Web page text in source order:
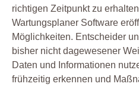
richtigen Zeitpunkt zu
Wartungsplaner Software
Möglichkeiten. Entscheider
bisher nicht dagewesener
Daten und Informationen
frühzeitig erkennen und